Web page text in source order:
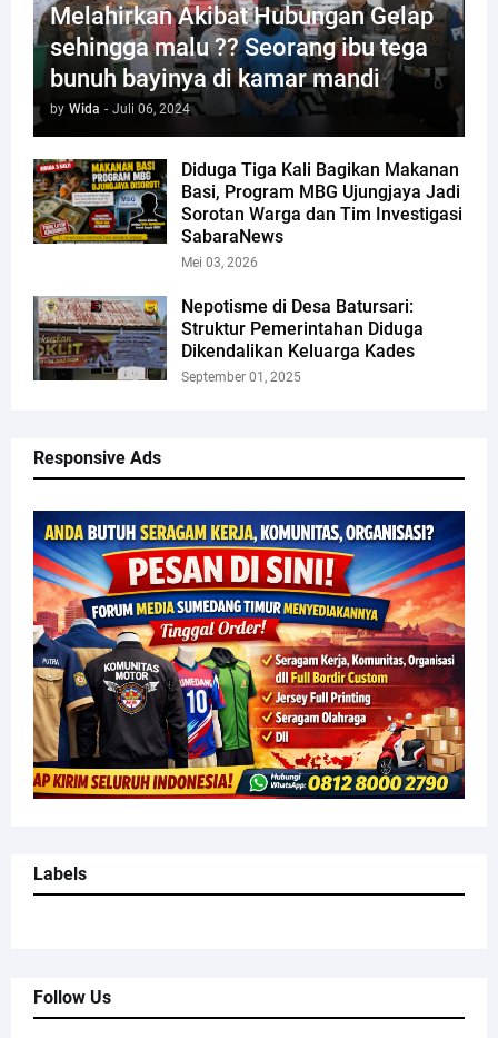
Melahirkan Akibat Hubungan Gelap
sehingga malu ?? Seorang ibu tega
bunuh bayinya di kamar mandi
by Wida - Juli 06, 2024
Diduga Tiga Kali Bagikan Makanan
Basi, Program MBG Ujungjaya Jadi
Sorotan Warga dan Tim Investigasi
SabaraNews
Mei 03, 2026
Nepotisme di Desa Batursari:
Struktur Pemerintahan Diduga
Dikendalikan Keluarga Kades
September 01, 2025
Responsive Ads
Labels
Follow Us